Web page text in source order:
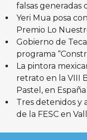
falsas generadas
Yeri Mua posa
Premio Lo
Gobierno de
programa
La pintora
retrato en la VIII
Pastel, en España
Tres detenidos y
de la FESC en